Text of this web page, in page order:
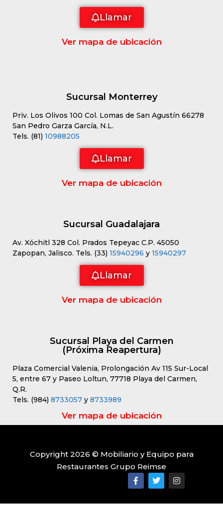
Llamar
Ver mapa de ubicación
Sucursal Monterrey
Priv. Los Olivos 100 Col. Lomas de San Agustín 66278
San Pedro Garza García, N.L.
Tels. (81) 10988205
Llamar
Ver mapa de ubicación
Sucursal Guadalajara
Av. Xóchitl 328 Col. Prados Tepeyac C.P. 45050
Zapopan, Jalisco. Tels. (33) 15940296 y 15940297
Llamar
Ver mapa de ubicación
Sucursal Playa del Carmen
(Próxima Reapertura)
Plaza Comercial Valenia, Prolongación Av 115 Sur-Local
5, entre 67 y Paseo Loltun, 77718 Playa del Carmen,
Q.R.
Tels. (984) 8733057 y 8733989
Ver mapa de ubicación
Copyright 2026 © Mobiliario y Equipo para
Restaurantes Grupo Reimse